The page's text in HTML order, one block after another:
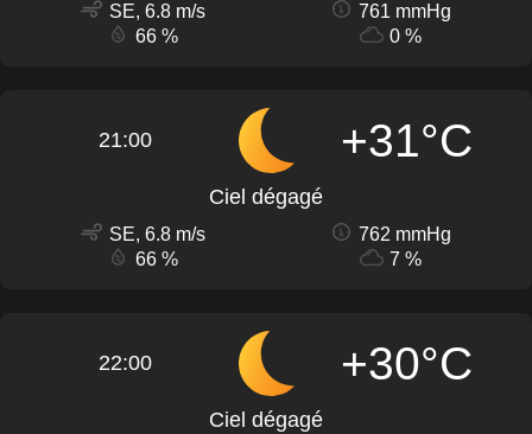
SE, 6.8 m/s
761 mmHg
66 %
0 %
21:00 +31°C
Ciel dégagé
SE, 6.8 m/s
762 mmHg
66 %
7 %
22:00 +30°C
Ciel dégagé